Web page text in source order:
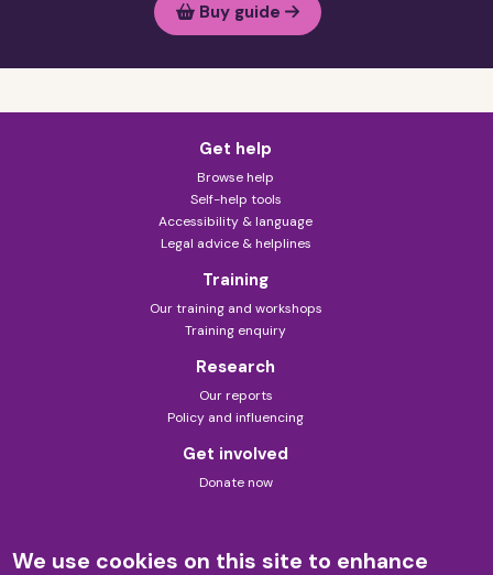
Buy guide
Get help
Browse help
Self-help tools
Accessibility & language
Legal advice & helplines
Training
Our training and workshops
Training enquiry
Research
Our reports
Policy and influencing
Get involved
Donate now
About this site
We use cookies on this site to enhance